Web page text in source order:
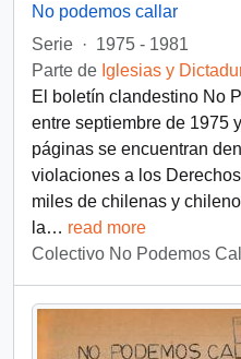
No podemos callar
Serie · 1975 - 1981
Parte de Iglesias y
El boletín clandestino No
entre septiembre de 1975
páginas se encuentran
violaciones a los
miles de chilenas y
la… read more
Colectivo No Podemos